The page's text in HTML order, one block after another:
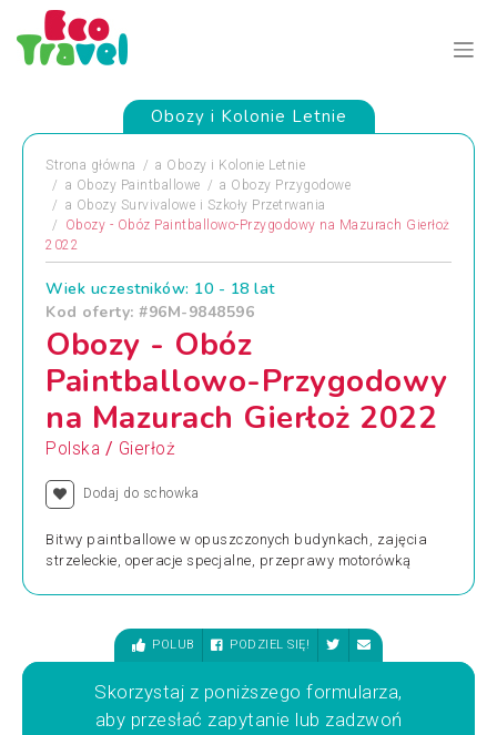
Obozy i Kolonie Letnie
Strona główna a Obozy i Kolonie Letnie
a Obozy Paintballowe a Obozy Przygodowe
a Obozy Survivalowe i Szkoły Przetrwania
Obozy - Obóz Paintballowo-Przygodowy na Mazurach Gierłoż
2022
Wiek uczestników: 10 - 18 lat
Kod oferty: #96M-9848596
Obozy - Obóz
Paintballowo-Przygodowy
na Mazurach Gierłoż 2022
Polska / Gierłoż
Dodaj do schowka
Bitwy paintballowe w opuszczonych budynkach, zajęcia
strzeleckie, operacje specjalne, przeprawy motorówką
POLUB PODZIEL SIĘ!
Skorzystaj z poniższego formularza,
aby przesłać zapytanie lub zadzwoń